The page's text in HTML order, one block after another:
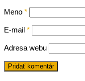
Meno *
E-mail *
Adresa webu